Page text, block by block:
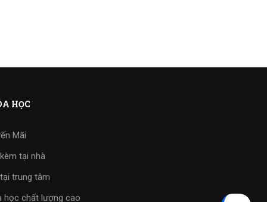
HỌC
Mãi
tại nhà
trung tâm
học chất lượng cao